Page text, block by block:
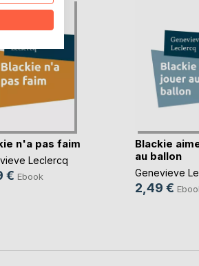
n'a pas faim
Leclercq
€ Ebook
Blackie
au ballon
Genevieve
2,49 €